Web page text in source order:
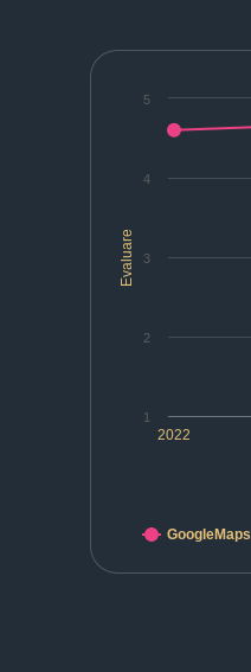
Evaluare
2022
1
2
3
4
5
GoogleMaps